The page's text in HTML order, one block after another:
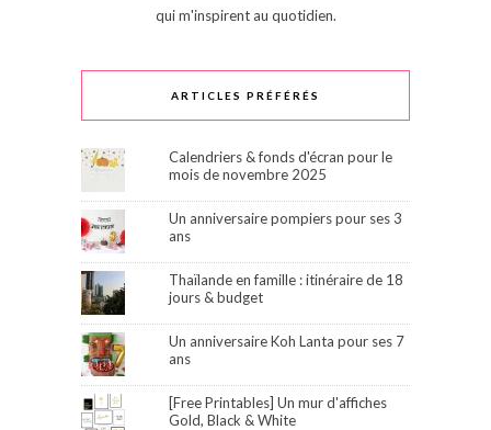
qui m'inspirent au quotidien.
ARTICLES PRÉFÉRÉS
Calendriers & fonds d'écran pour le
mois de novembre 2025
Un anniversaire pompiers pour ses 3
ans
Thaïlande en famille : itinéraire de 18
jours & budget
Un anniversaire Koh Lanta pour ses 7
ans
[Free Printables] Un mur d'affiches
Gold, Black & White